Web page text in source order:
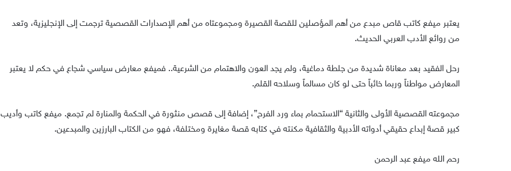
يعتبر ميفع كاتب قاص مبدع من أهم المؤصلين للقصة القصيرة ومجموعتاه من أهم الإصدارات القصصية ترجمت إلى الإنجليزية، وتعد
من روائع الأدب العربي الحديث.
رحل الفقيد بعد معاناة شديدة من جلطة دماغية، ولم يجد العون والاهتمام من الشرعية.. فميفع معارض سياسي شجاع في حكم لا يعتبر
المعارض مواطناً وربما خائباً حتى لو كان مسالماً وسلاحه القلم.
مجموعته القصصية الأولى والثانية “الاستحمام بماء ورد الفرح”، إضافة إلى قصص منثورة في الحكمة والمنارة لم تجمع. ميفع كاتب وأديب
كبير قصة إبداع حقيقي أدواته الأدبية والثقافية مكنته في كتابه قصة مغايرة ومختلفة، فهو من الكتاب البارزين والمبدعين.
رحم الله ميفع عبد الرحمن